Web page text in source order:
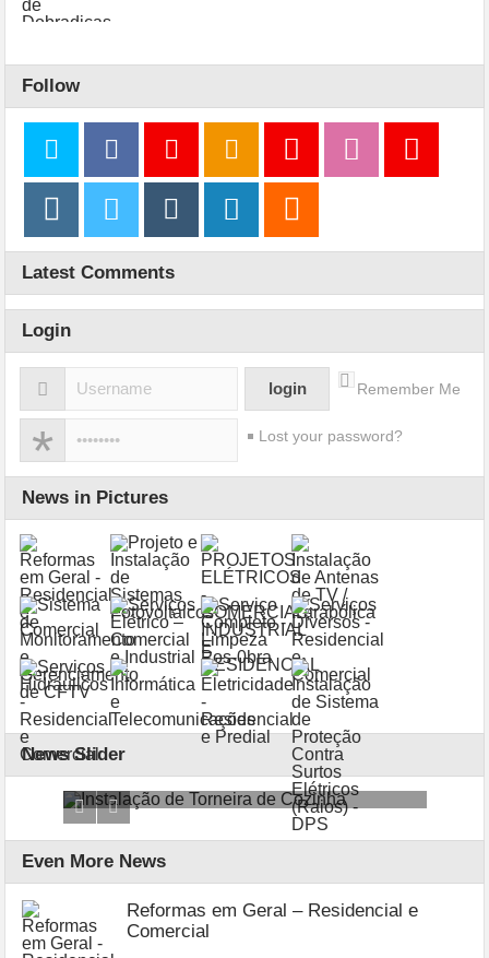
Follow
Latest Comments
Login
Remember Me
Lost your password?
News in Pictures
News Slider
e Instalação de Torneira de Cozinha
Even More News
Reformas em Geral – Residencial e
Comercial